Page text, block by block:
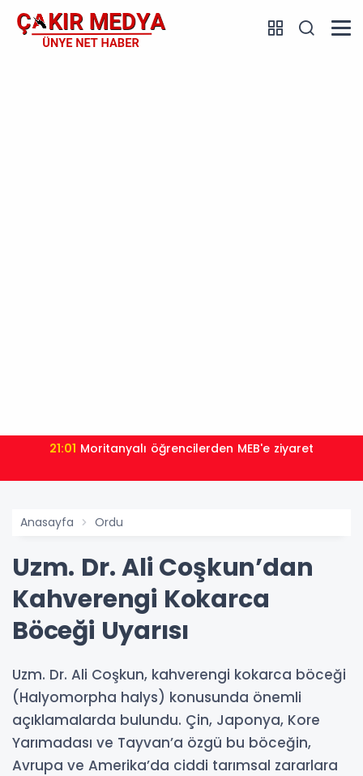
21:01 Moritanyalı öğrencilerden MEB'e ziyaret
Anasayfa Ordu
Uzm. Dr. Ali Coşkun’dan
Kahverengi Kokarca
Böceği Uyarısı
Uzm. Dr. Ali Coşkun, kahverengi kokarca böceği
(Halyomorpha halys) konusunda önemli
açıklamalarda bulundu. Çin, Japonya, Kore
Yarımadası ve Tayvan’a özgü bu böceğin,
Avrupa ve Amerika’da ciddi tarımsal zararlara